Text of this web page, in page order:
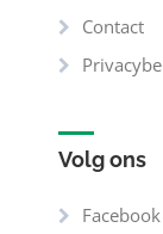
Contact
Volg ons
Facebook